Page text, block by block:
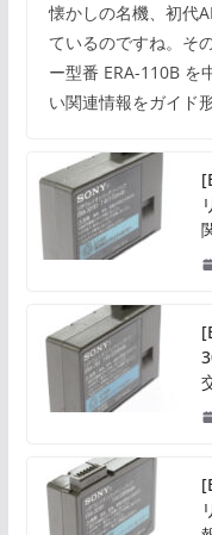
懐かしの名機、初代
ているのですね。そ
ー型番 ERA-110B を
い関連情報をガイド